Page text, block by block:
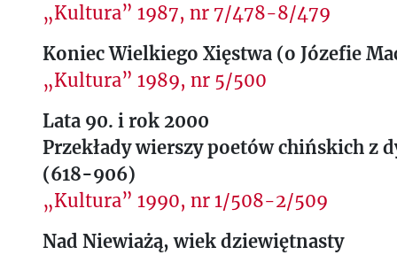
„Kultura” 1987, nr 7/478-8/479
Koniec Wielkiego Xięstwa (o Józefie
„Kultura” 1989, nr 5/500
Lata 90. i rok 2000
Przekłady wierszy poetów chińskich z
(618-906)
„Kultura” 1990, nr 1/508-2/509
Nad Niewiażą, wiek dziewiętnasty